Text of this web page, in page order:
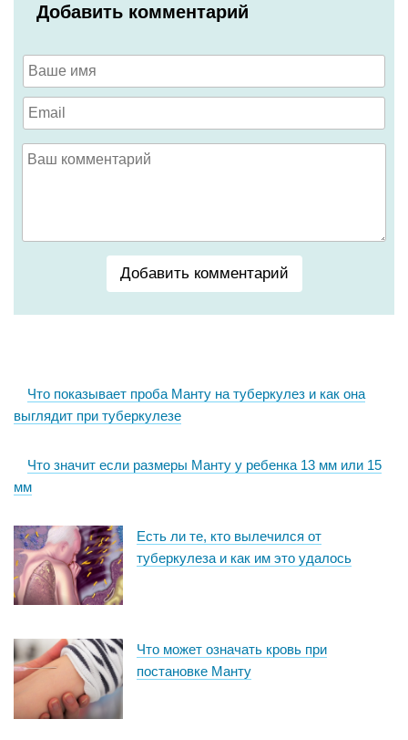
Добавить комментарий
Добавить комментарий
Что показывает проба Манту на туберкулез и как она
выглядит при туберкулезе
Что значит если размеры Манту у ребенка 13 мм или 15
мм
Есть ли те, кто вылечился от
туберкулеза и как им это удалось
Что может означать кровь при
постановке Манту